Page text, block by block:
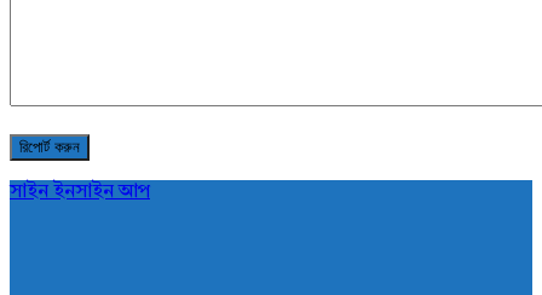
সাইন ইনসাইন আপ